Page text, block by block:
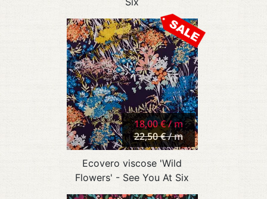
18,00 € / m
22,50 € / m
Ecovero viscose 'Wild
Flowers' - See You At Six